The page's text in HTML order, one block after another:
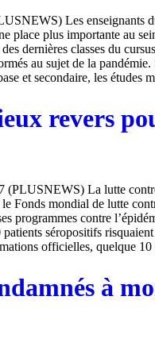
Les enseignants
place plus importante au
dernières classes du
au sujet de la
et secondaire, les études
revers
(PLUSNEWS) La lutte
Fonds mondial de lutte
programmes contre
séropositifs
officielles, quelque 10
à